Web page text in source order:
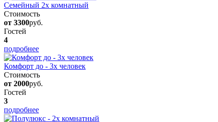
Семейный 2х комнатный
Стоимость
от 3300руб.
Гостей
4
подробнее
Комфорт до - 3х человек
Стоимость
от 2000руб.
Гостей
3
подробнее